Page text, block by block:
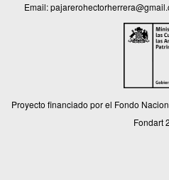
Email:
Proyecto financiado por el Fondo
Fondart